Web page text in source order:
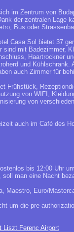
im Zentrum von
der zentralen Lage
Bus oder
Casa Sol bietet 37
sind mit Badezimmer,
Haartrockner
und
auch Zimmer für
Frühstück,
von WIFI,
von
auch im Café des
bis 12:00 Uhr
man eine Nacht
Maestro, Euro/
um die pre-
Liszt Ferenc Airport